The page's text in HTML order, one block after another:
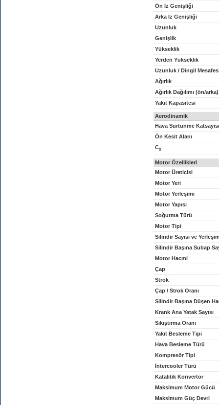
Ön İz Genişliği
Arka İz Genişliği
Uzunluk
Genişlik
Yükseklik
Yerden Yükseklik
Uzunluk / Dingil
Ağırlık
Ağırlık Dağılımı (ön/arka)
Yakıt Kapasitesi
Aerodinamik
Hava Sürtünme Katsayısı
Ön Kesit Alanı
Cx
Motor Özellikleri
Motor Üreticisi
Motor Yeri
Motor Yerleşimi
Motor Yapısı
Soğutma Türü
Motor Tipi
Silindir Sayısı ve
Silindir Başına Subap
Motor Hacmi
Çap
Strok
Çap / Strok Oranı
Silindir Başına Düşen
Krank Ana Yatak Sayısı
Sıkıştırma Oranı
Yakıt Besleme Tipi
Hava Besleme Türü
Kompresör Tipi
İntercooler Türü
Katalitik Konvertör
Maksimum Motor Gücü
Maksimum Güç Devri